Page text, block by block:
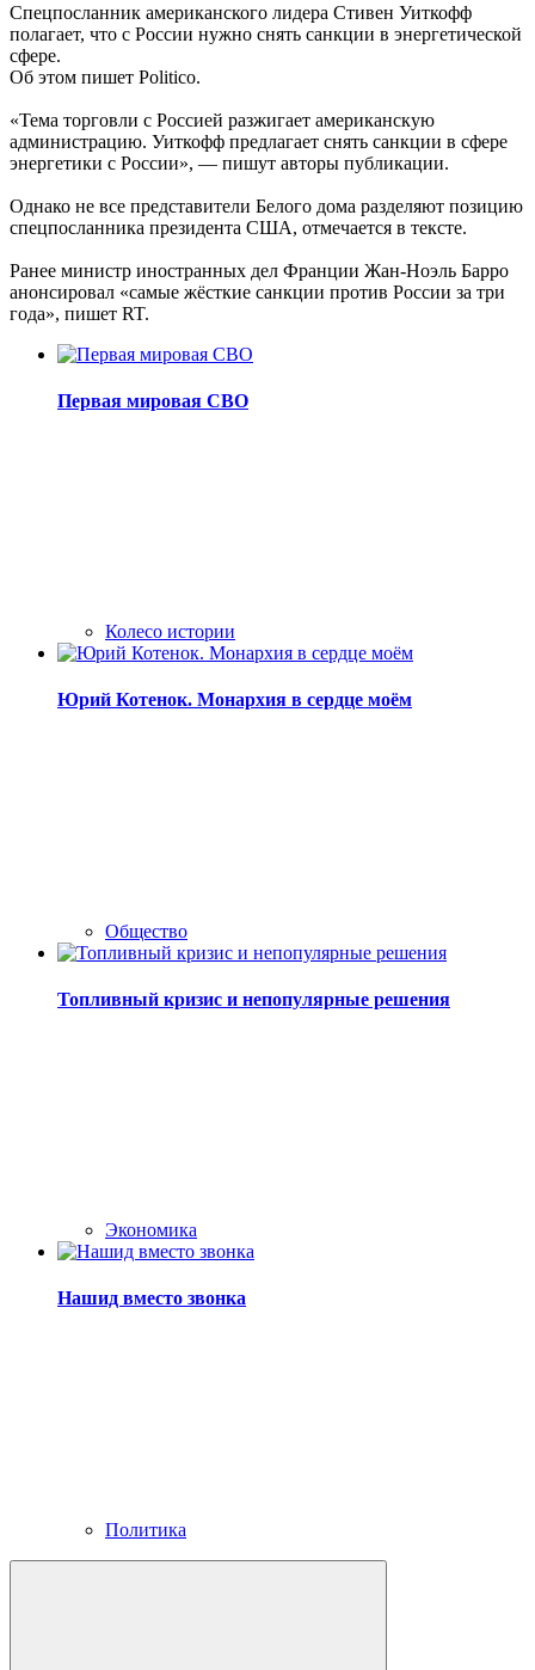
Спецпосланник американского лидера Стивен Уиткофф
полагает, что с России нужно снять санкции в энергетической
сфере.
Об этом пишет Politico.
«Тема торговли с Россией разжигает американскую
администрацию. Уиткофф предлагает снять санкции в сфере
энергетики с России», — пишут авторы публикации.
Однако не все представители Белого дома разделяют позицию
спецпосланника президента США, отмечается в тексте.
Ранее министр иностранных дел Франции Жан-Ноэль Барро
анонсировал «самые жёсткие санкции против России за три
года», пишет RT.
Первая мировая СВО
Колесо истории
Юрий Котенок. Монархия в сердце моём
Общество
Топливный кризис и непопулярные решения
Экономика
Нашид вместо звонка
Политика